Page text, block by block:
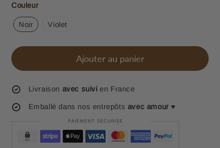
Couleur
Noir Violet
Ajouter au panier
Livraison avec suivi en France
Emballé dans nos entrepôts avec amour ♥